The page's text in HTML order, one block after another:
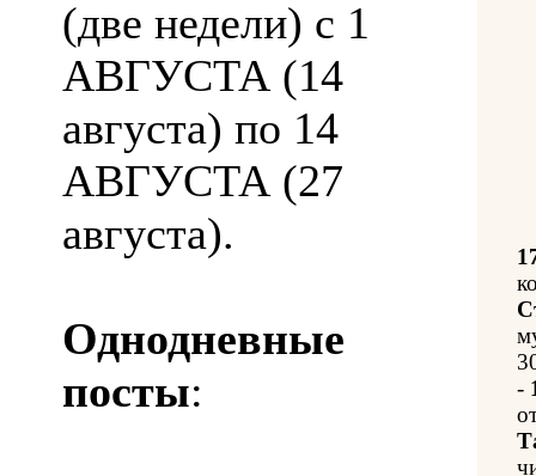
(две недели) с 1
АВГУСТА (14
августа) по 14
АВГУСТА (27
августа).
Однодневные
посты:
-